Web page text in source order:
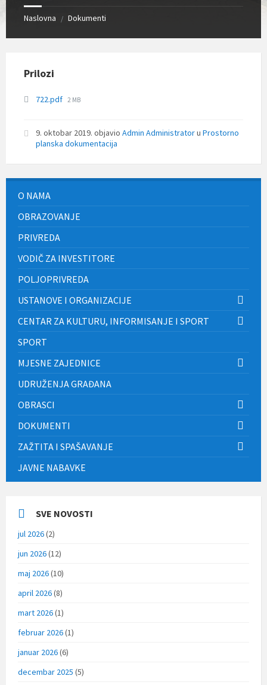
Naslovna / Dokumenti
Prilozi
722.pdf File
2 MB
9. oktobar 2019. objavio Admin Administratoru Prostorno
planska dokumentacija
O NAMA
OBRAZOVANJE
PRIVREDA
VODIČ ZA INVESTITORE
POLJOPRIVREDA
USTANOVE I ORGANIZACIJE
CENTAR ZA KULTURU, INFORMISANJE I SPORT
SPORT
MJESNE ZAJEDNICE
UDRUŽENJA GRAĐANA
OBRASCI
DOKUMENTI
ZAŽTITA I SPAŠAVANJE
JAVNE NABAVKE
SVE NOVOSTI
jul 2026(2)
jun 2026(12)
maj 2026(10)
april 2026(8)
mart 2026(1)
februar 2026(1)
januar 2026(6)
decembar 2025 (5)